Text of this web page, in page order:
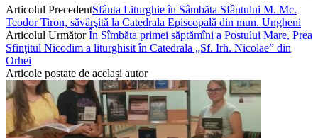
Articolul PrecedentSfânta Liturghie în Sâmbăta Sfântului M. Mc.
Teodor Tiron, săvârşită la Catedrala Episcopală din mun. Ungheni
Articolul UrmătorÎn Sîmbăta primei săptămîni a Postului Mare, Prea
Sfinţitul Nicodim a liturghisit în Catedrala „Sf. Irh. Nicolae” din
Orhei
Articole postate de același autor